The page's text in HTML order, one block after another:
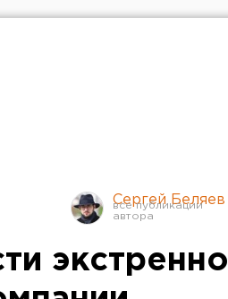
Сергей Беляев
экстренно